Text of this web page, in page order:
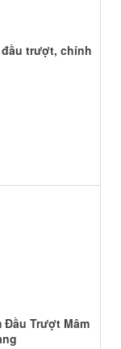
đầu trượt, chính
Đầu Trượt Mâm